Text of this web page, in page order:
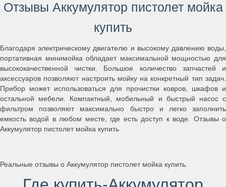
Отзывы Аккумулятор пистолет мойка
купить
Благодаря электрическому двигателю и высокому давлению воды,
портативная минимойка обладает максимальной мощностью для
высококачественной чистки. Большое количество запчастей и
аксессуаров позволяют настроить мойку на конкретный тип задач.
Прибор может использоваться для прочистки ковров, шкафов и
остальной мебели. Компактный, мобильный и быстрый насос с
фильтром позволяют максимально быстро и легко заполнить
емкость водой в любом месте, где есть доступ к воде. Отзывы о
Аккумулятор пистолет мойка купить
Реальные отзывы о Аккумулятор пистолет мойка купить.